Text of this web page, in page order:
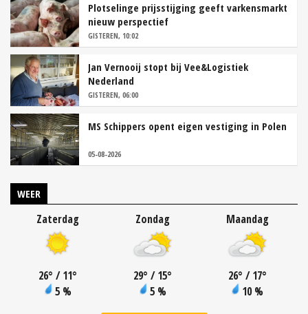
Plotselinge prijsstijging geeft varkensmarkt
nieuw perspectief
GISTEREN, 10:02
Jan Vernooij stopt bij Vee&Logistiek
Nederland
GISTEREN, 06:00
MS Schippers opent eigen vestiging in Polen
05-08-2026
WEER
Zaterdag
26° / 11°
5 %
Zondag
29° / 15°
5 %
Maandag
26° / 17°
10 %